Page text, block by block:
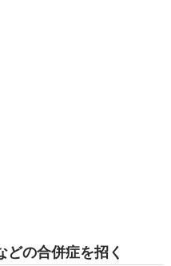
どの合併症を招く